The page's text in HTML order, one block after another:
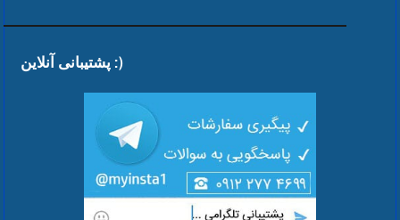
پشتیبانی آنلاین :)